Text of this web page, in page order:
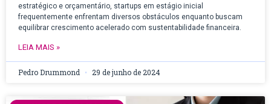
estratégico e orçamentário, startups em estágio inicial
frequentemente enfrentam diversos obstáculos enquanto buscam
equilibrar crescimento acelerado com sustentabilidade financeira.
LEIA MAIS »
Pedro Drummond 29 de junho de 2024